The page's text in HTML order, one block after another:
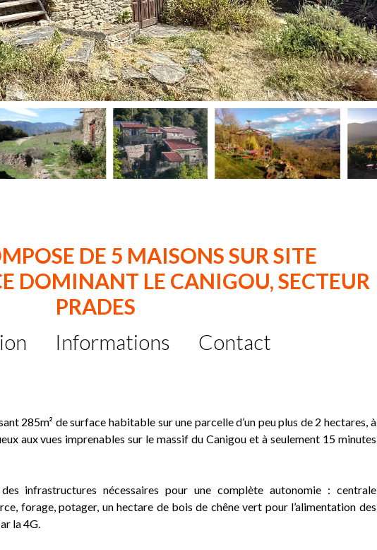
DE 5 MAISONS SUR SITE
DOMINANT LE CANIGOU, SECTEUR
PRADES
Informations Contact
285m² de surface habitable sur une parcelle d’un peu plus de 2 hectares, à
aux vues imprenables sur le massif du Canigou et à seulement 15 minutes
infrastructures nécessaires pour une complète autonomie : centrale
forage, potager, un hectare de bois de chêne vert pour l’alimentation des
la 4G.